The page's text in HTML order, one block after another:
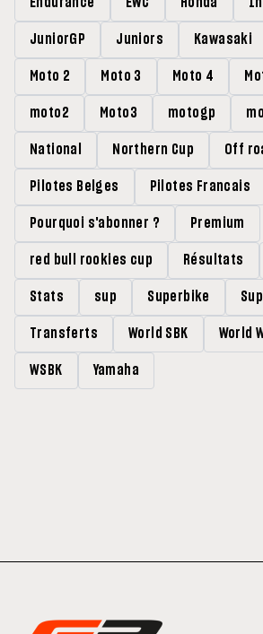
Endurance EWC Honda
JuniorGP Juniors Kawasaki
Moto 2 Moto 3 Moto 4
moto2 Moto3 motogp
National Northern Cup Off
Pilotes Belges Pilotes Francais
Pourquoi s'abonner ? Premium
red bull rookies cup Résultats
Stats sup Superbike
Transferts World SBK World
WSBK Yamaha